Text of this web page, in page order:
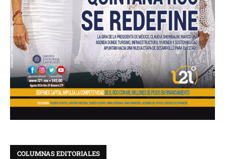
COLUMNAS EDITORIALES